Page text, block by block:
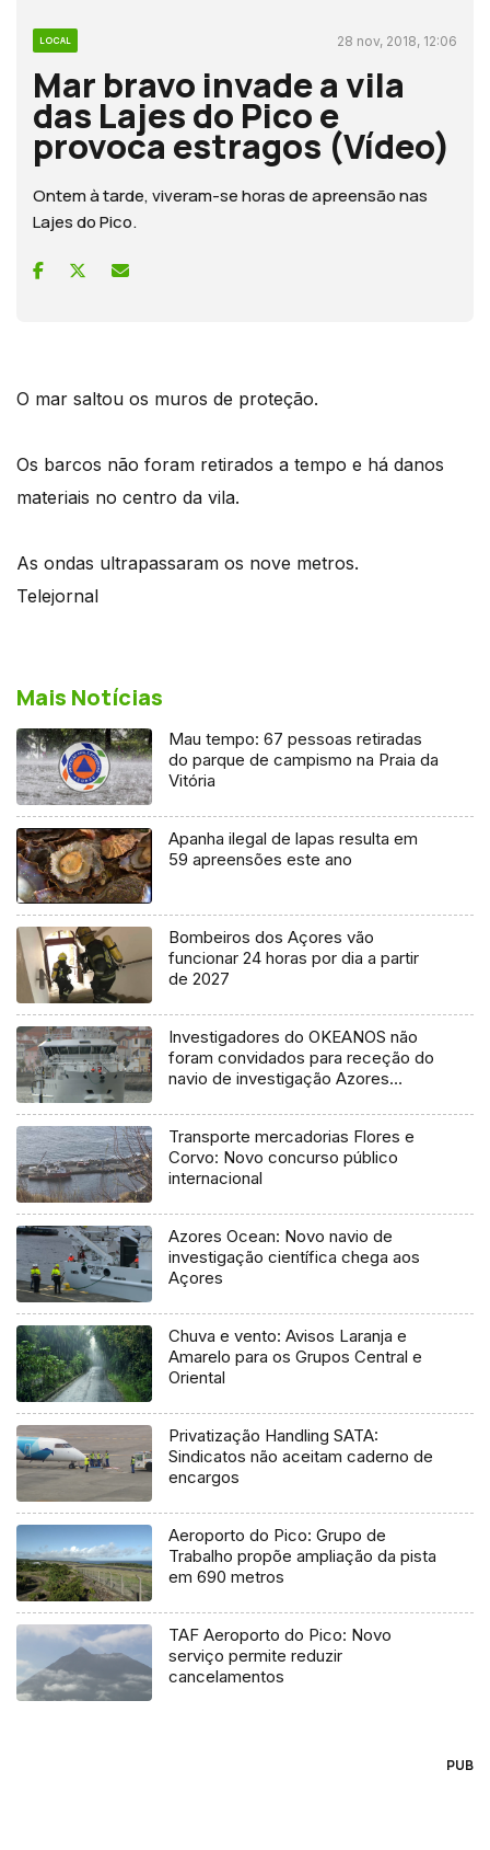
LOCAL 28 nov, 2018, 12:06
Mar bravo invade a vila
das Lajes do Pico e
provoca estragos (Vídeo)
Ontem à tarde, viveram-se horas de apreensão nas
Lajes do Pico.
O mar saltou os muros de proteção.
Os barcos não foram retirados a tempo e há danos
materiais no centro da vila.
As ondas ultrapassaram os nove metros.
Telejornal
Mais Notícias
Mau tempo: 67 pessoas retiradas
do parque de campismo na Praia da
Vitória
Apanha ilegal de lapas resulta em
59 apreensões este ano
Bombeiros dos Açores vão
funcionar 24 horas por dia a partir
de 2027
Investigadores do OKEANOS não
foram convidados para receção do
navio de investigação Azores
Transporte mercadorias Flores e
Corvo: Novo concurso público
internacional
Azores Ocean: Novo navio de
investigação científica chega aos
Açores
Chuva e vento: Avisos Laranja e
Amarelo para os Grupos Central e
Oriental
Privatização Handling SATA:
Sindicatos não aceitam caderno de
encargos
Aeroporto do Pico: Grupo de
Trabalho propõe ampliação da pista
em 690 metros
TAF Aeroporto do Pico: Novo
serviço permite reduzir
cancelamentos
PUB